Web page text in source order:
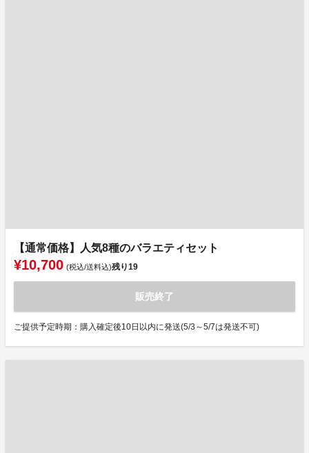
【通常価格】人気8種のバラエティセット
¥10,700 (税込/送料込)残り19
販売終了
ご提供予定時期：購入確定後10日以内に発送(5/3～5/7は発送不可)